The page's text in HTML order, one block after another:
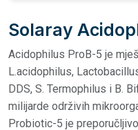
Solaray
Acidophilus ProB-5 je
L.acidophilus,
DDS, S. Termophilus i B.
milijarde održivih
Probiotic-5 je